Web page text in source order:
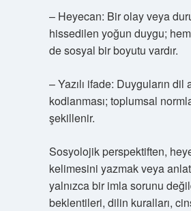
– Heyecan: Bir olay veya
hissedilen yoğun duygu;
de sosyal bir boyutu vardır.
– Yazılı ifade: Duyguların dil
kodlanması; toplumsal
şekillenir.
Sosyolojik perspektiften,
kelimesini yazmak veya
yalnızca bir imla sorunu
beklentileri, dilin kuralları,